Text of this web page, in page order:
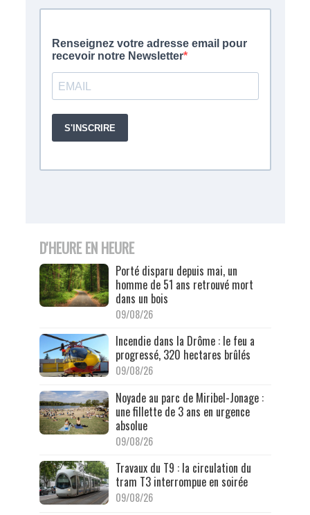
D'HEURE EN HEURE
Porté disparu depuis mai, un
homme de 51 ans retrouvé mort
dans un bois
09/08/26
Incendie dans la Drôme : le feu a
progressé, 320 hectares brûlés
09/08/26
Noyade au parc de Miribel-Jonage :
une fillette de 3 ans en urgence
absolue
09/08/26
Travaux du T9 : la circulation du
tram T3 interrompue en soirée
09/08/26